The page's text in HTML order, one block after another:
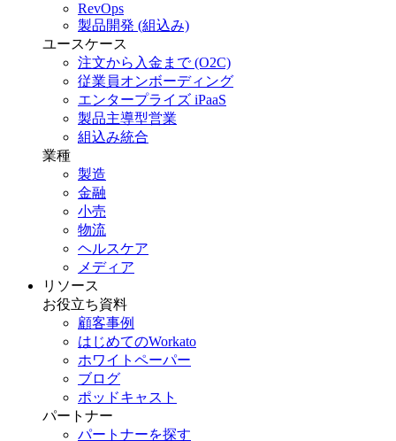
RevOps
製品開発 (組込み)
ユースケース
注文から入金まで (O2C)
従業員オンボーディング
エンタープライズ iPaaS
製品主導型営業
組込み統合
業種
製造
金融
小売
物流
ヘルスケア
メディア
リソース
お役立ち資料
顧客事例
はじめてのWorkato
ホワイトペーパー
ブログ
ポッドキャスト
パートナー
パートナーを探す